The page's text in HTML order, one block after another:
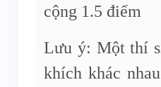
cộng 1.5 điểm
Lưu ý: Một thí
khích khác